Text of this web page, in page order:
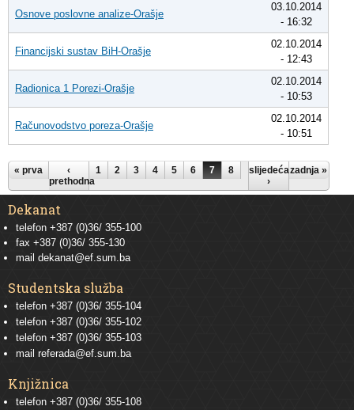
Osnove poslovne analize-Orašje
03.10.2014
- 16:32
Financijski sustav BiH-Orašje
02.10.2014
- 12:43
Radionica 1 Porezi-Orašje
02.10.2014
- 10:53
Računovodstvo poreza-Orašje
02.10.2014
- 10:51
Stranice
« prva
‹
prethodna
1 2 3 4 5 6 7 8
slijedeća
›
zadnja »
Dekanat
telefon +387 (0)36/ 355-100
fax +387 (0)36/ 355-130
mail dekanat@ef.sum.ba
Studentska služba
telefon +387 (0)36/ 355-104
telefon +387 (0)36/ 355-102
telefon +387 (0)36/ 355-103
mail referada@ef.sum.ba
Knjižnica
telefon +387 (0)36/ 355-108